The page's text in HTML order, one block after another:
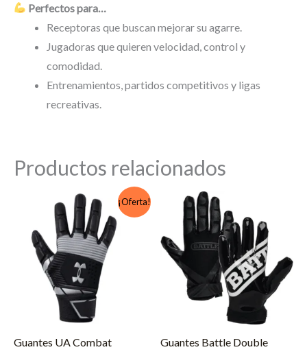
Perfectos para…
Receptoras que buscan mejorar su agarre.
Jugadoras que quieren velocidad, control y
comodidad.
Entrenamientos, partidos competitivos y ligas
recreativas.
Productos relacionados
¡Oferta!
Guantes UA Combat
Guantes Battle Double